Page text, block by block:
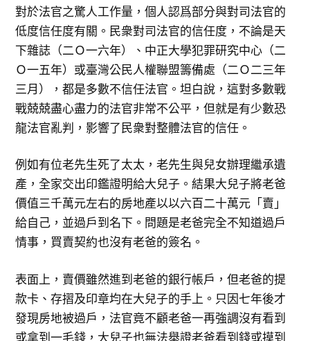
對於法官之驚人工作量，個人認爲部分與對司法官的
低度信任度有關。民衆對司法官的信任度，不論是天
下雜誌（二Ｏ一六年）、中正大學犯罪研究中心（二
Ｏ一五年）或臺灣公民人權聯盟籌備處（二Ｏ二三年
三月），都是多數不信任法官。坦白說，這對多數戰
戰兢兢盡心盡力的法官非常不公平，但就是有少數恐
龍法官亂判，影響了民衆對整體法官的信任。
例如有位老先生死了太太，老先生與兒女辦理繼承遺
產，全家交出印鑑證明給大兒子。結果大兒子將老爸
價值三千萬元左右的房地產以以六百二十萬元「賣」
給自己，並過戶到名下。問題是老爸完全不知道過戶
情事，買賣契約也沒有老爸的簽名。
表面上，賣價雖然進到老爸的銀行帳戶，但老爸的提
款卡、存摺及印章均在大兒子的手上。只因七年後才
發現房地被過戶，法官竟不顧老爸一再強調沒有看到
或拿到一毛錢，大兒子也無法舉證老爸看到錢或摸到